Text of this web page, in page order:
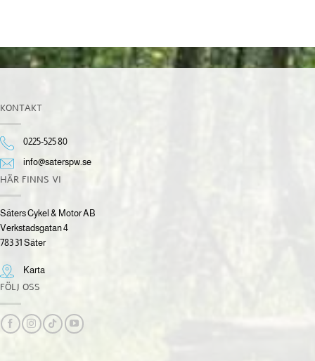
KONTAKT
0225-525 80
info@saterspw.se
HÄR FINNS VI
Säters Cykel & Motor AB
Verkstadsgatan 4
783 31 Säter
Karta
FÖLJ OSS